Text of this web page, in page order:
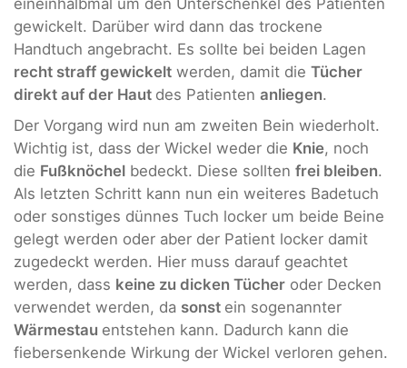
eineinhalbmal um den Unterschenkel des Patienten
gewickelt. Darüber wird dann das trockene
Handtuch angebracht. Es sollte bei beiden Lagen
recht straff gewickelt werden, damit die Tücher
direkt auf der Haut des Patienten anliegen.
Der Vorgang wird nun am zweiten Bein wiederholt.
Wichtig ist, dass der Wickel weder die Knie, noch
die Fußknöchel bedeckt. Diese sollten frei bleiben.
Als letzten Schritt kann nun ein weiteres Badetuch
oder sonstiges dünnes Tuch locker um beide Beine
gelegt werden oder aber der Patient locker damit
zugedeckt werden. Hier muss darauf geachtet
werden, dass keine zu dicken Tücher oder Decken
verwendet werden, da sonst ein sogenannter
Wärmestau entstehen kann. Dadurch kann die
fiebersenkende Wirkung der Wickel verloren gehen.